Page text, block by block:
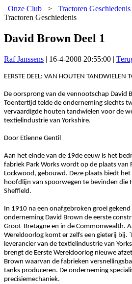
Onze Club > Tractoren Geschiedenis
Tractoren Geschiedenis
David Brown Deel 1
Raf Janssens | 16-4-2008 20:55:00 |
EERSTE DEEL: VAN HOUTEN TANDWIELEN
De oorsprong van de vennootschap David
Toentertijd telde de onderneming slechts
vervaardigde houten tandwielen voor de
textielindustrie van Yorkshire.
Door Etienne Gentil
Aan het einde van de 19de eeuw is het
fabriek Park Works wordt op de plaats van
Lockwood, gebouwd. Deze plaats biedt
hoofdlijn van spoorwegen te bevinden die
Sheffield.
In 1910 na een onafgebroken groei
onderneming David Brown de eerste
Groot-Bretagne en in de Commonwealth.
Wereldoorlog komt er zelfs een gieterij bij.
leverancier van de textielindustrie van
brengt de Eerste Wereldoorlog nieuwe
Brown waarvan de fabrieken
tanks produceren. De onderneming
precisiemechaniek.